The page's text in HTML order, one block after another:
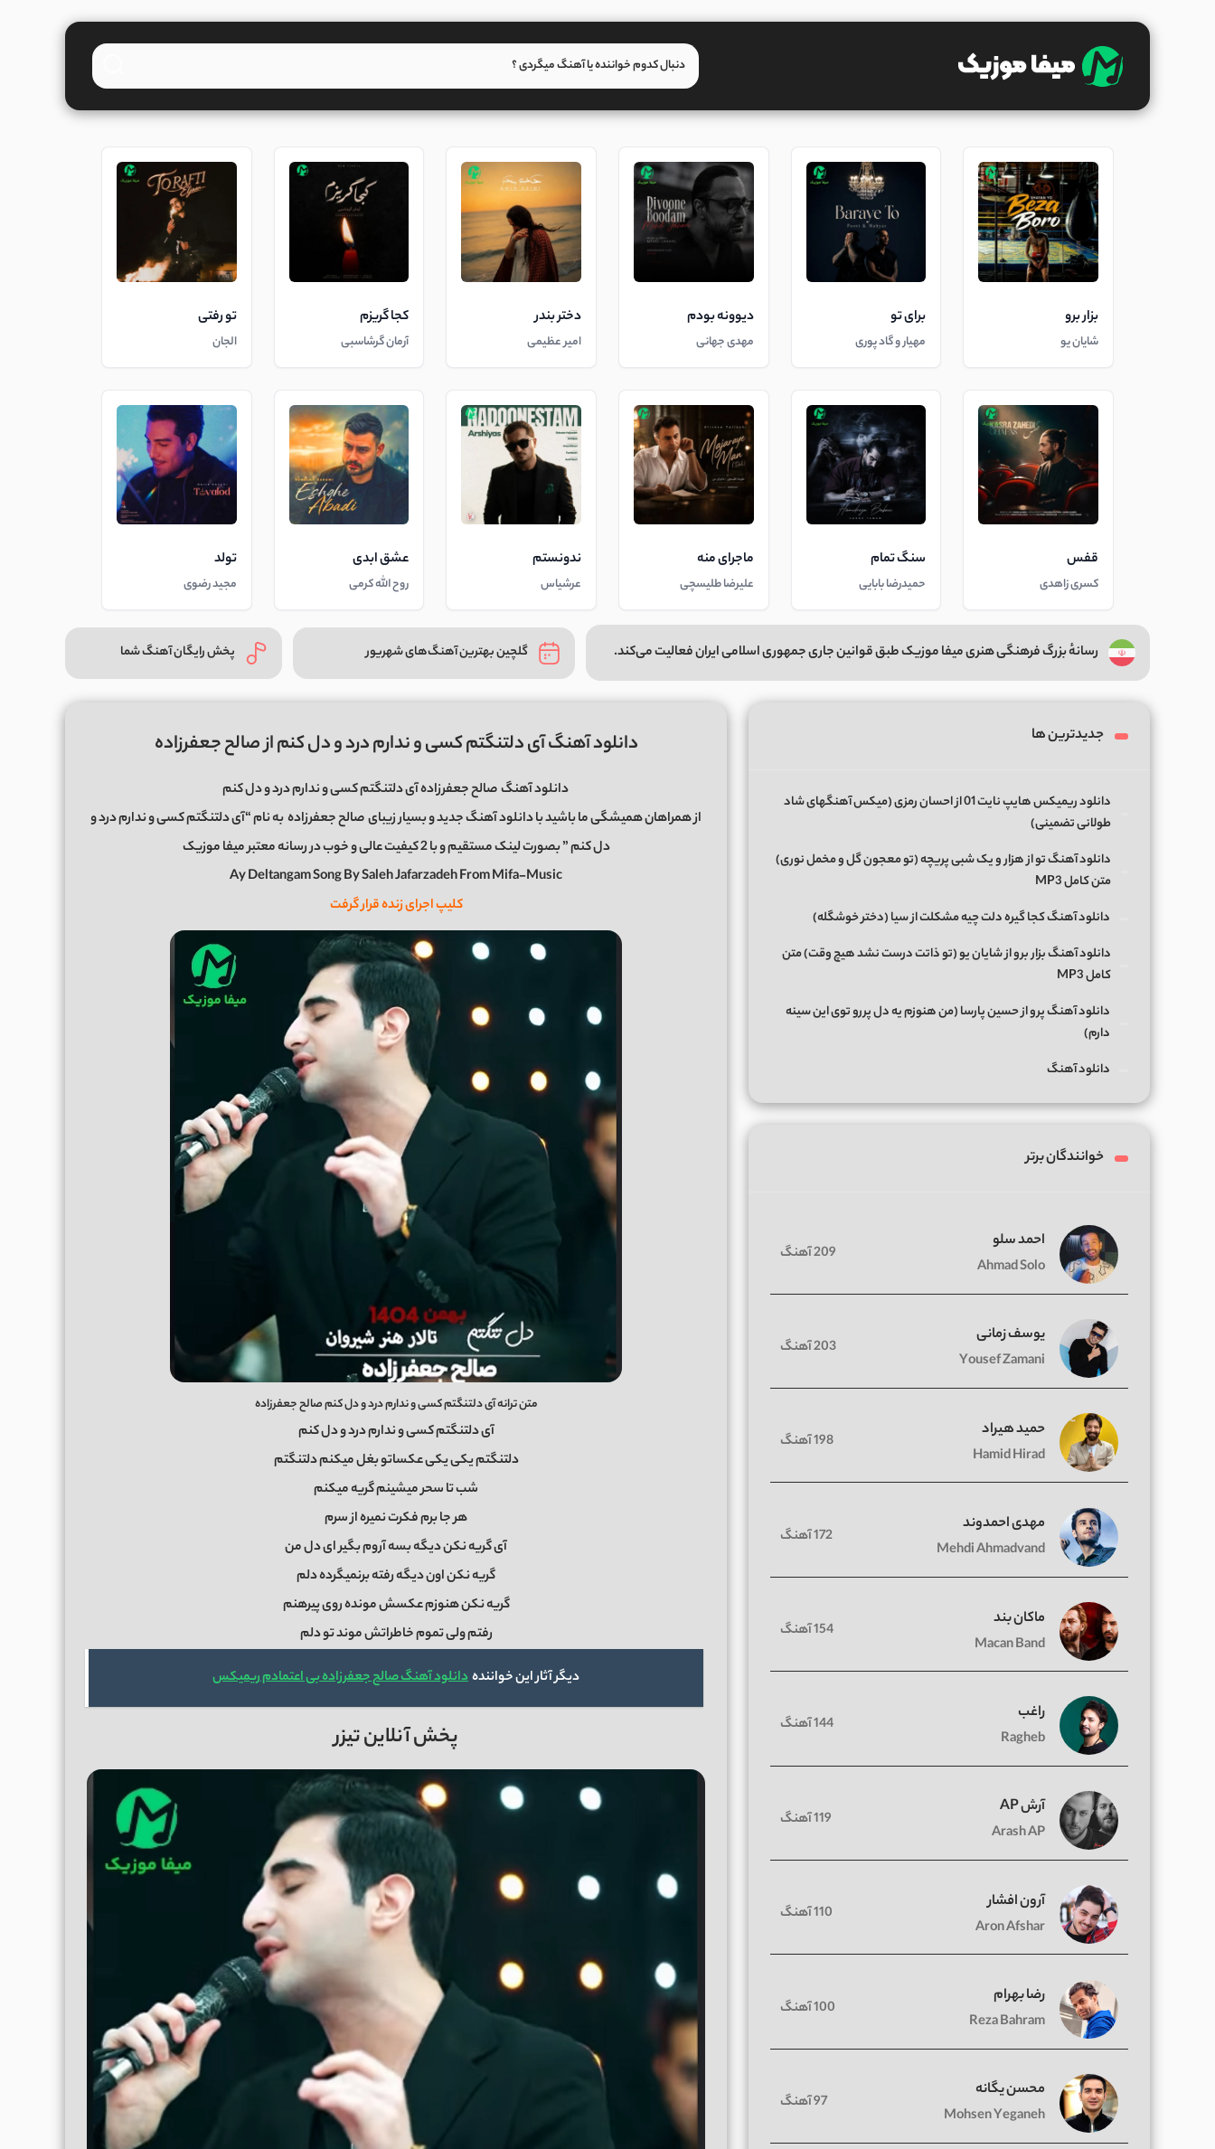
بزار برو
شایان یو
برای تو
مهیار و گاد پوری
دیوونه بودم
مهدی جهانی
دختر بندر
امیر عظیمی
کجا گریزم
آرمان گرشاسبی
تو رفتی
الجان
قفس
کسری زاهدی
سنگ تمام
حمیدرضا بابایی
ماجرای منه
علیرضا طلیسچی
ندونستم
عرشیاس
عشق ابدی
روح الله کرمی
تولد
مجید رضوی
رسانهٔ بزرگ فرهنگی هنری میفا موزیک طبق قوانین جاری جمهوری اسلامی ایران فعالیت می‌کند. گلچین بهترین آهنگ‌های شهریور پخش رایگان آهنگ شما
دانلود آهنگ آی دلتنگتم کسی و ندارم درد و دل کنم از صالح جعفرزاده
دانلود آهنگصالح جعفرزاده آی دلتنگتم کسی و ندارم درد و دل کنم
از همراهان همیشگی ما باشید با دانلود آهنگ جدید و بسیار زیبایصالح جعفرزادهبه نام “آی دلتنگتم کسی و ندارم درد و
دل کنم ” بصورت لینک مستقیم و با 2 کیفیت عالی و خوب در رسانه معتبر میفا موزیک
Ay Deltangam Song By Saleh Jafarzadeh From Mifa-Music
کلیپ اجرای زنده قرار گرفت
متن ترانه آی دلتنگتم کسی و ندارم درد و دل کنم صالح جعفرزاده
آی دلتنگتم کسی و ندارم درد و دل کنم
دلتنگتم یکی یکی عکساتو بغل میکنم دلتنگتم
شب تا سحر میشینم گریه میکنم
هر جا برم فکرت نمیره از سرم
آی گریه نکن دیگه بسه آروم بگیر ای دل من
گریه نکن اون دیگه رفته برنمیگرده دلم
گریه نکن هنوزم عکسش مونده روی پیرهنم
رفتم ولی تموم خاطراتش موند تو دلم
دیگر آثار این خوانندهدانلود آهنگ صالح جعفرزاده بی اعتمادم ریمیکس
پخش آنلاین تیزر
جدیدترین ها
دانلود ریمیکس هایپ نایت 01 از احسان رمزی (میکس آهنگهای شاد
طولانی تضمینی)
دانلود آهنگ تو از هزار و یک شبی پریچه (تو معجون گل و مخمل نوری)
متن کامل MP3
دانلود آهنگ کجا گیره دلت چیه مشکلت از سیا (دختر خوشگله)
دانلود آهنگ بزار برو از شایان یو (تو ذاتت درست نشد هیچ وقت) متن
کامل MP3
دانلود آهنگ پرو از حسین پارسا (من هنوزم یه دل پررو توی این سینه
دارم)
دانلود آهنگ
خوانندگان برتر
احمد سلو
Ahmad Solo
209 آهنگ
یوسف زمانی
Yousef Zamani
203 آهنگ
حمید هیراد
Hamid Hirad
198 آهنگ
مهدی احمدوند
Mehdi Ahmadvand
172 آهنگ
ماکان بند
Macan Band
154 آهنگ
راغب
Ragheb
144 آهنگ
آرش AP
Arash AP
119 آهنگ
آرون افشار
Aron Afshar
110 آهنگ
رضا بهرام
Reza Bahram
100 آهنگ
محسن یگانه
Mohsen Yeganeh
97 آهنگ